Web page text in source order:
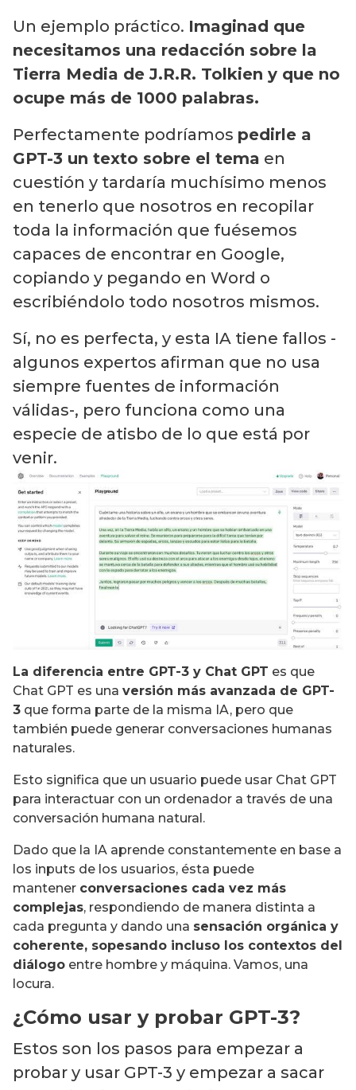
Un ejemplo práctico. Imaginad que
necesitamos una redacción sobre la
Tierra Media de J.R.R. Tolkien y que no
ocupe más de 1000 palabras.
Perfectamente podríamos pedirle a
GPT-3 un texto sobre el tema en
cuestión y tardaría muchísimo menos
en tenerlo que nosotros en recopilar
toda la información que fuésemos
capaces de encontrar en Google,
copiando y pegando en Word o
escribiéndolo todo nosotros mismos.
Sí, no es perfecta, y esta IA tiene fallos -
algunos expertos afirman que no usa
siempre fuentes de información
válidas-, pero funciona como una
especie de atisbo de lo que está por
venir.
La diferencia entre GPT-3 y Chat GPT es que
Chat GPT es una versión más avanzada de GPT-
3 que forma parte de la misma IA, pero que
también puede generar conversaciones humanas
naturales.
Esto significa que un usuario puede usar Chat GPT
para interactuar con un ordenador a través de una
conversación humana natural.
Dado que la IA aprende constantemente en base a
los inputs de los usuarios, ésta puede
mantener conversaciones cada vez más
complejas, respondiendo de manera distinta a
cada pregunta y dando una sensación orgánica y
coherente, sopesando incluso los contextos del
diálogo entre hombre y máquina. Vamos, una
locura.
¿Cómo usar y probar GPT-3?
Estos son los pasos para empezar a
probar y usar GPT-3 y empezar a sacar